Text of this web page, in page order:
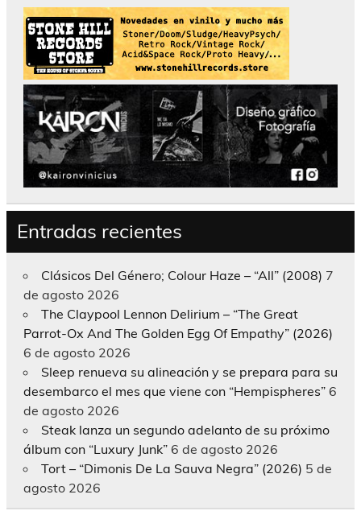
Entradas recientes
Clásicos Del Género; Colour Haze – “All” (2008) 7
de agosto 2026
The Claypool Lennon Delirium – “The Great
Parrot-Ox And The Golden Egg Of Empathy” (2026)
6 de agosto 2026
Sleep renueva su alineación y se prepara para su
desembarco el mes que viene con “Hempispheres” 6
de agosto 2026
Steak lanza un segundo adelanto de su próximo
álbum con “Luxury Junk” 6 de agosto 2026
Tort – “Dimonis De La Sauva Negra” (2026) 5 de
agosto 2026